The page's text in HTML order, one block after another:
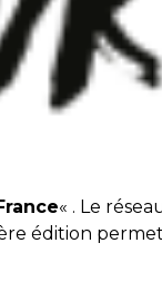
« . Le
édition